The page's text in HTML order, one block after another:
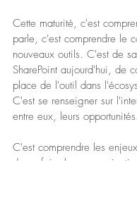
Cette maturité, c'est
parle, c'est comprendre le
nouveaux outils. C'est de
SharePoint aujourd'hui, de
place de l'outil dans
C'est se renseigner sur
entre eux, leurs opportunités.
C'est comprendre les
devra faire la